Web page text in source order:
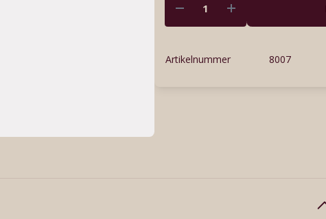
Artikelnummer 8007